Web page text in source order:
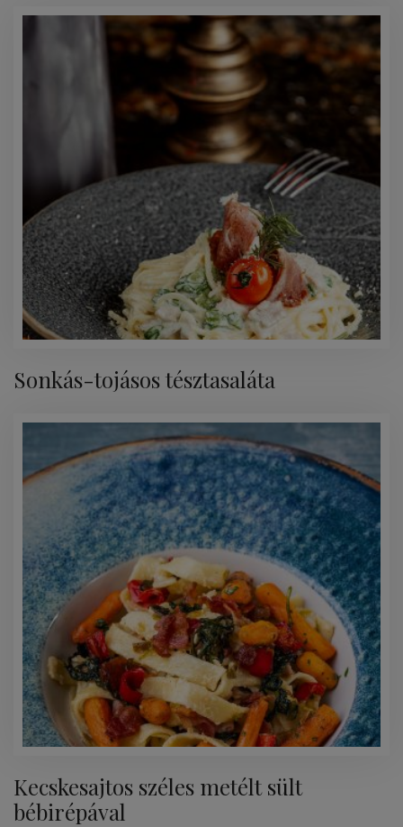
Sonkás-tojásos tésztasaláta
Kecskesajtos széles metélt sült
bébirépával